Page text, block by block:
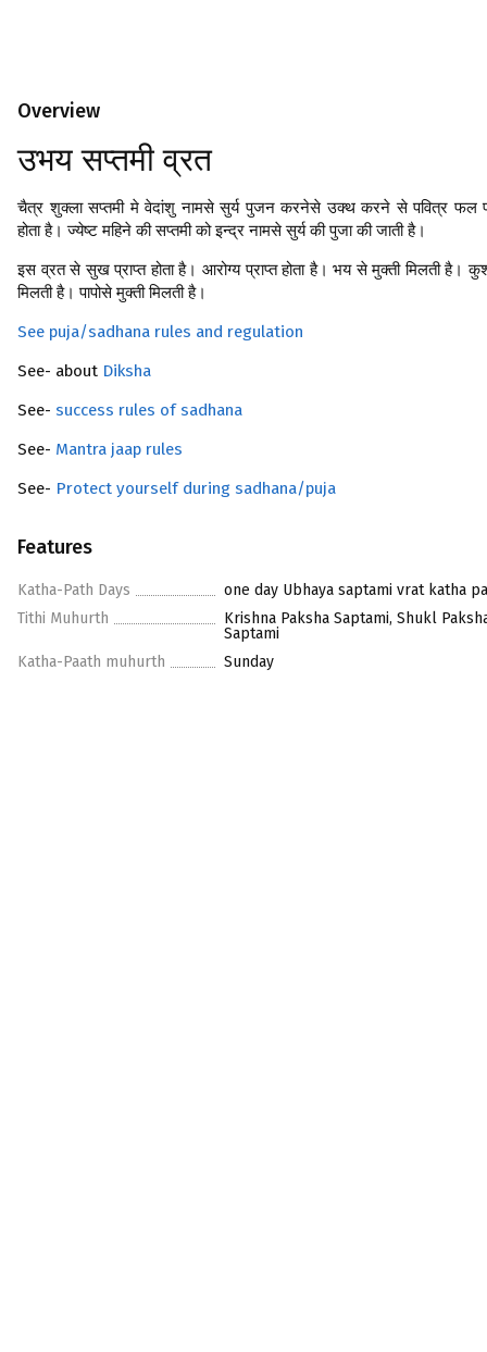
Overview
उभय सप्तमी व्रत
चैत्र शुक्ला सप्तमी मे वेदांशु नामसे सुर्य पुजन करनेसे उक्थ करने से पवित्र फल
होता है। ज्येष्ट महिने की सप्तमी को इन्द्र नामसे सुर्य की पुजा की जाती है।
इस व्रत से सुख प्राप्त होता है। आरोग्य प्राप्त होता है। भय से मुक्ती मिलती है।
मिलती है। पापोसे मुक्ती मिलती है।
See puja/sadhana rules and regulation
See- about Diksha
See- success rules of sadhana
See- Mantra jaap rules
See- Protect yourself during sadhana/puja
Features
Katha-Path Days
one day Ubhaya saptami vrat katha
Tithi Muhurth
Krishna Paksha Saptami, Shukl
Saptami
Katha-Paath muhurth
Sunday